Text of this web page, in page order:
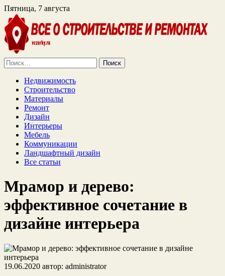
Пятница, 7 августа
Найти:
Недвижимость
Строительство
Материалы
Ремонт
Дизайн
Интерьеры
Мебель
Коммуникации
Ландшафтный дизайн
Все статьи
Мрамор и дерево:
эффективное сочетание в
дизайне интерьера
19.06.2020 автор: administrator